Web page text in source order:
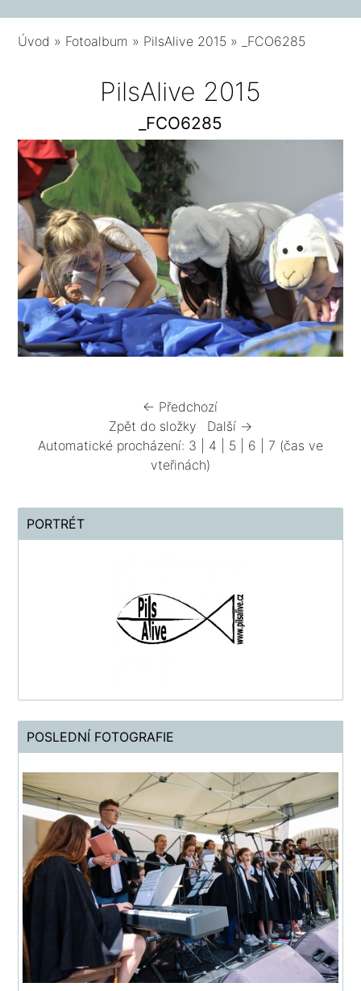
Úvod » Fotoalbum » PilsAlive 2015 » _FCO6285
PilsAlive 2015
_FCO6285
← Předchozí
Zpět do složky
Další →
Automatické procházení: 3 4 5 6 7 (čas ve
vteřinách)
PORTRÉT
POSLEDNÍ FOTOGRAFIE